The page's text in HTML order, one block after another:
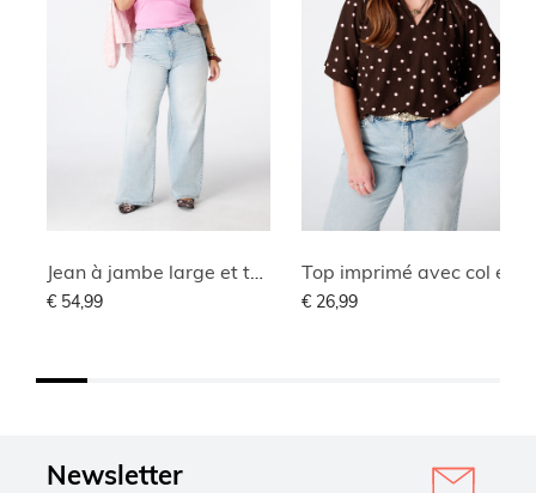
€ 54,99 € 26,99
Newsletter